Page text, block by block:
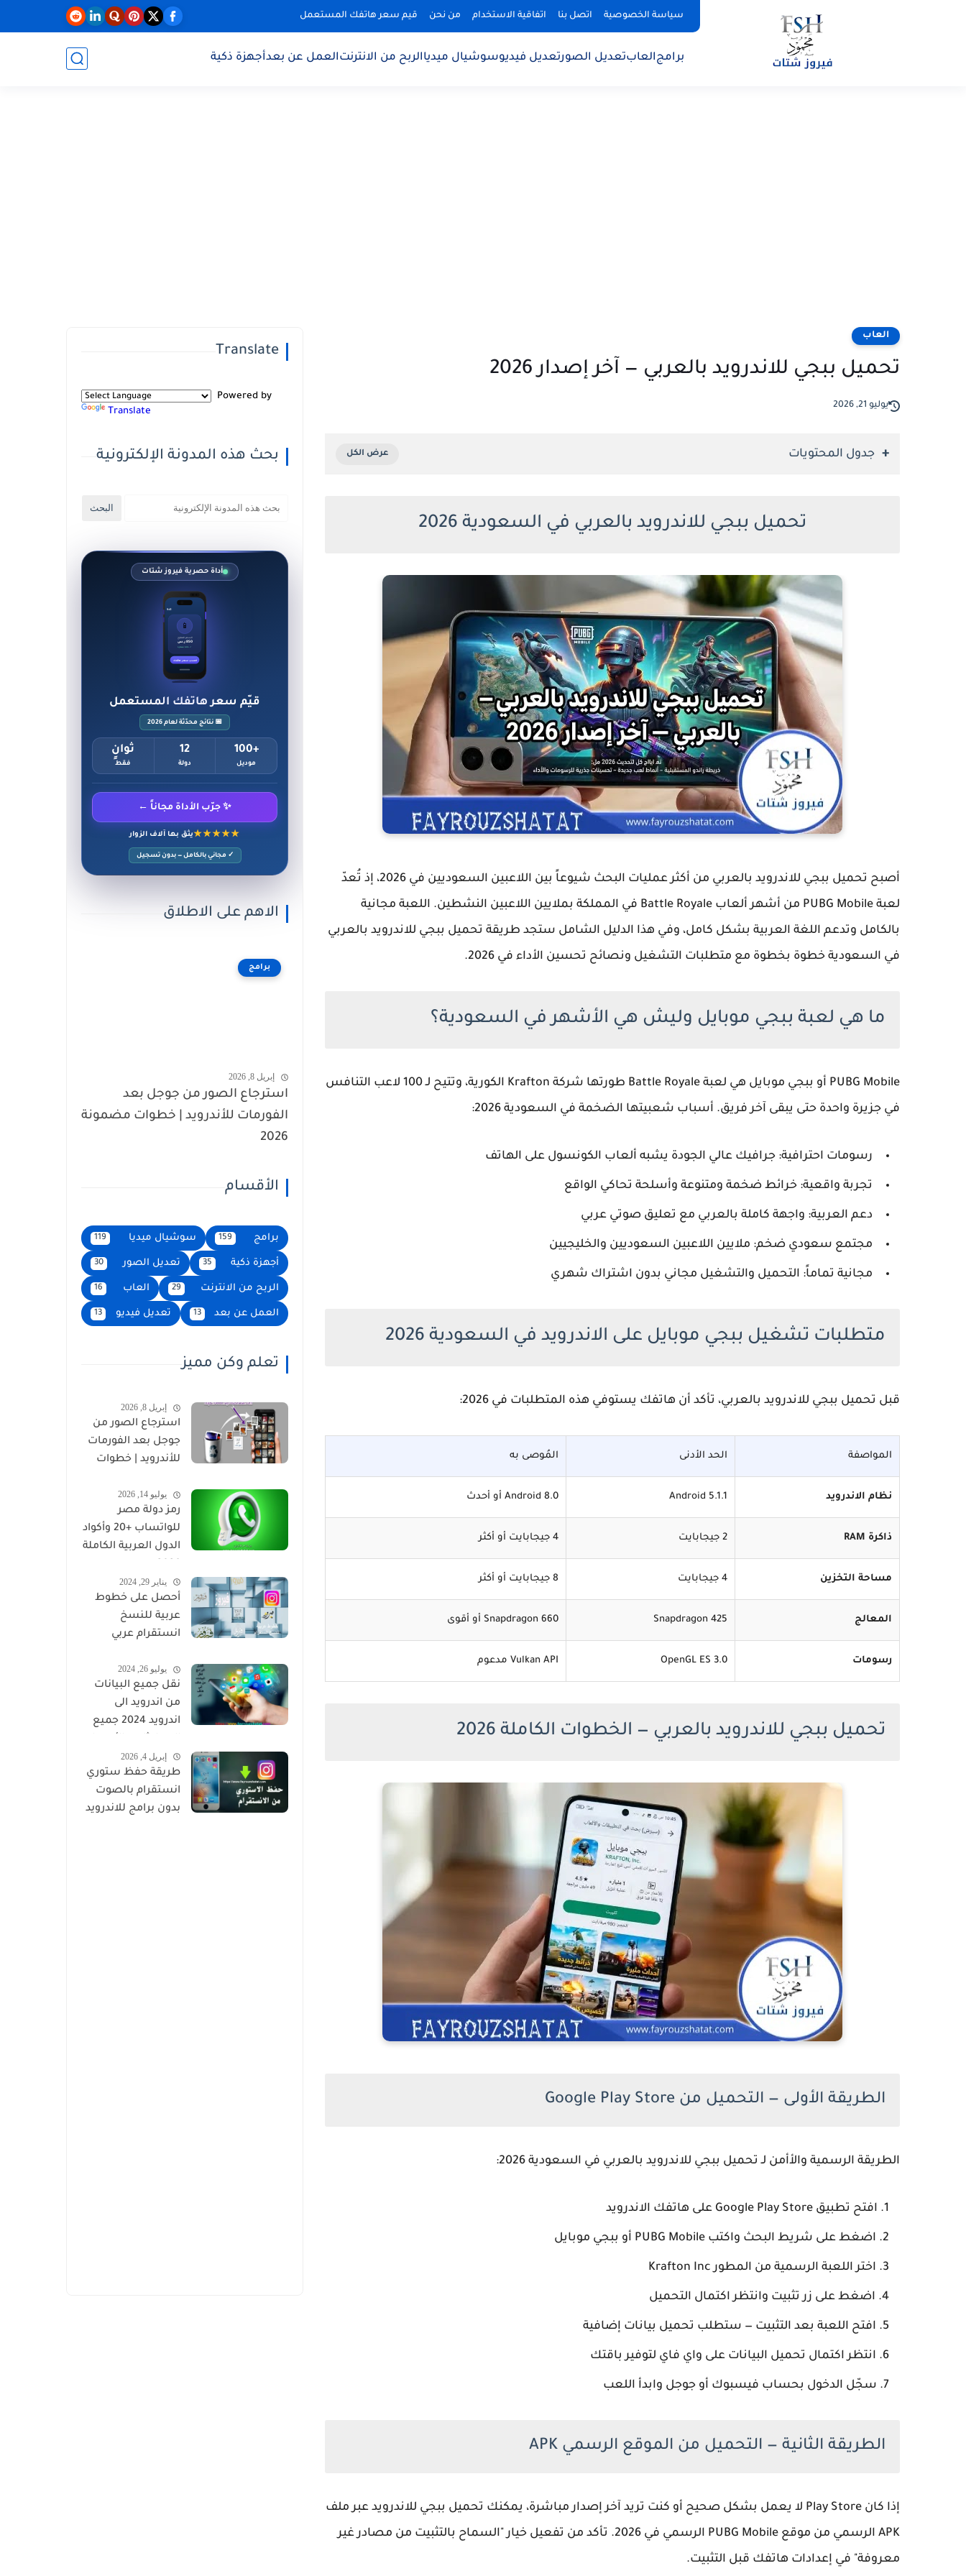
سياسة الخصوصية اتصل بنا اتفاقية الاستخدام من نحن قيم سعر هاتفك المستعمل
برامجالعابتعديل الصورتعديل فيديوسوشيال ميدياالربح من الانترنتالعمل عن بعدأجهزة ذكية
العاب
تحميل ببجي للاندرويد بالعربي — آخر إصدار 2026
يوليو 21, 2026
جدول المحتويات
تحميل ببجي للاندرويد بالعربي في السعودية 2026
أصبح تحميل ببجي للاندرويد بالعربي
من أكثر عمليات البحث شيوعاً بين اللاعبين السعوديين في 2026، إذ تُعدّ
لعبة PUBG Mobile من أشهر ألعاب Battle Royale في المملكة بملايين اللاعبين النشطين. اللعبة مجانية
بالكامل وتدعم اللغة العربية بشكل كامل، وفي هذا الدليل الشامل ستجد طريقة تحميل ببجي للاندرويد بالعربي
في السعودية خطوة بخطوة مع متطلبات التشغيل ونصائح تحسين الأداء في 2026.
ما هي لعبة ببجي موبايل وليش هي الأشهر في السعودية؟
PUBG Mobile أو ببجي موبايل
هي لعبة Battle Royale طورتها شركة Krafton الكورية، وتتيح لـ 100 لاعب التنافس
في جزيرة واحدة حتى يبقى آخر فريق. أسباب شعبيتها الضخمة في السعودية 2026:
رسومات احترافية: جرافيك عالي الجودة يشبه ألعاب الكونسول على الهاتف
تجربة واقعية: خرائط ضخمة ومتنوعة وأسلحة تحاكي الواقع
دعم العربية: واجهة كاملة بالعربي مع تعليق صوتي عربي
مجتمع سعودي ضخم: ملايين اللاعبين السعوديين والخليجيين
مجانية تماماً: التحميل والتشغيل مجاني بدون اشتراك شهري
متطلبات تشغيل ببجي موبايل على الاندرويد في السعودية 2026
قبل تحميل ببجي للاندرويد بالعربي، تأكد أن هاتفك يستوفي هذه المتطلبات في 2026:
المواصفة الحد الأدنى المُوصى به
نظام الاندرويد Android 5.1.1 Android 8.0 أو أحدث
ذاكرة RAM 2 جيجابايت 4 جيجابايت أو أكثر
مساحة التخزين 4 جيجابايت 8 جيجابايت أو أكثر
المعالج Snapdragon 425 Snapdragon 660 أو أقوى
رسومات OpenGL ES 3.0 Vulkan API مدعوم
تحميل ببجي للاندرويد بالعربي — الخطوات الكاملة 2026
الطريقة الأولى — التحميل من Google Play Store
الطريقة الرسمية والأأمن لـ تحميل ببجي للاندرويد بالعربي في السعودية 2026:
افتح تطبيق Google Play Store على هاتفك الاندرويد
اضغط على شريط البحث واكتب PUBG Mobile أو ببجي موبايل
اختر اللعبة الرسمية من المطورKrafton Inc
اضغط على زر تثبيت وانتظر اكتمال التحميل
افتح اللعبة بعد التثبيت — ستطلب تحميل بيانات إضافية
انتظر اكتمال تحميل البيانات على واي فاي لتوفير باقتك
سجّل الدخول بحساب فيسبوك أو جوجل وابدأ اللعب
الطريقة الثانية — التحميل من الموقع الرسمي APK
إذا كان Play Store لا يعمل بشكل صحيح أو كنت تريد آخر إصدار مباشرة، يمكنك تحميل ببجي للاندرويد عبر ملف
APK الرسمي من موقع PUBG Mobile الرسمي في 2026. تأكد من تفعيل خيار "السماح بالتثبيت من مصادر غير
معروفة" في إعدادات هاتفك قبل التثبيت.
Translate
Powered by
Translate
بحث هذه المدونة الإلكترونية
أداة حصرية فيروز شتات
9:41
📱
السعر المقترح
850 ر.س
✓ حالة ممتازة
احسب سعر هاتفك
قيّم سعر هاتفك المستعمل
📅 نتائج محدّثة لعام 2026
+100
موديل
12
دولة
ثوانٍ
فقط
✨ جرّب الأداة مجاناً ←
★★★★★يثق بها آلاف الزوار
✓ مجاني بالكامل — بدون تسجيل
الاهم على الاطلاق
برامج
إبريل 8, 2026
استرجاع الصور من جوجل بعد
الفورمات للأندرويد | خطوات مضمونة
2026
الأقسام
برامج 159 سوشيال ميديا 119
أجهزة ذكية 35 تعديل الصور 30
الربح من الانترنت 29 العاب 16
العمل عن بعد 13 تعديل فيديو 13
تعلم وكن مميز
إبريل 8, 2026
استرجاع الصور من
جوجل بعد الفورمات
للأندرويد | خطوات
يوليو 14, 2026
رمز دولة مصر
للواتساب +20 وأكواد
الدول العربية الكاملة
يناير 29, 2024
أحصل على خطوط
عربية للنسخ
انستقرام عربي
يوليو 26, 2024
نقل جميع البيانات
من اندرويد الى
اندرويد 2024 جميع
والصور
إبريل 4, 2026
طريقة حفظ ستوري
انستقرام بالصوت
بدون برامج للاندرويد